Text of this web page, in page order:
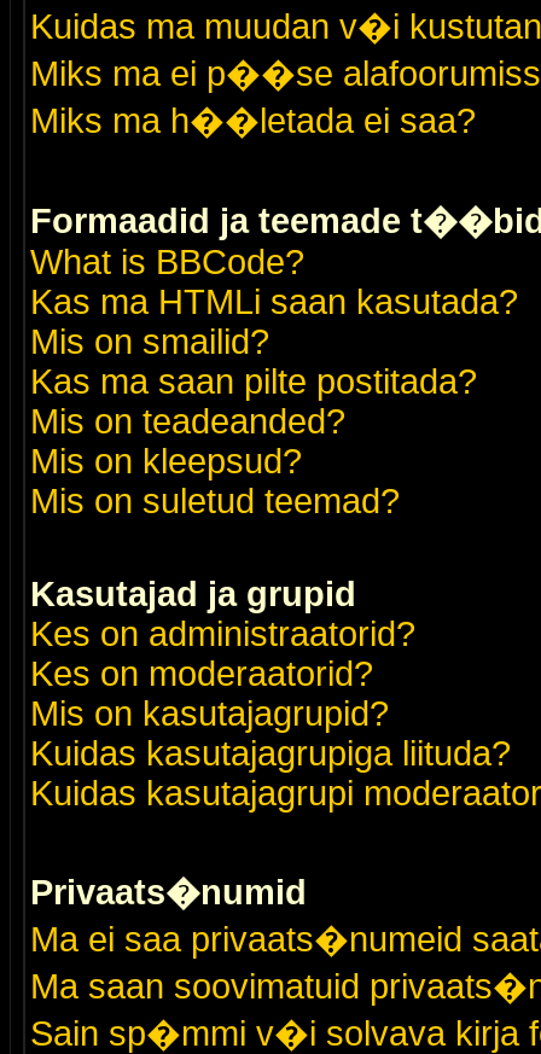
Kuidas ma muudan v�i
Miks ma ei p��se
Miks ma h��letada ei saa?
Formaadid ja teemade
What is BBCode?
Kas ma HTMLi saan kasutada?
Mis on smailid?
Kas ma saan pilte postitada?
Mis on teadeanded?
Mis on kleepsud?
Mis on suletud teemad?
Kasutajad ja grupid
Kes on administraatorid?
Kes on moderaatorid?
Mis on kasutajagrupid?
Kuidas kasutajagrupiga liituda?
Kuidas kasutajagrupi
Privaats�numid
Ma ei saa privaats�numeid
Ma saan soovimatuid
Sain sp�mmi v�i solvava kirja